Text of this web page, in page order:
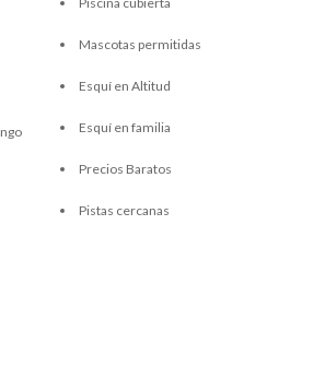
Mascotas permitidas
Esquí en Altitud
Esquí en familia
Precios Baratos
Pistas cercanas